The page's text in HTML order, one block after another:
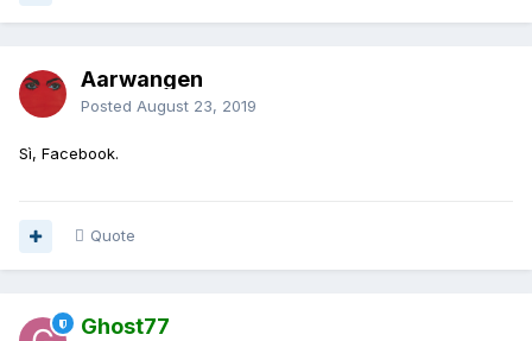
Aarwangen
Posted August 23, 2019
Sì, Facebook.
Quote
Ghost77